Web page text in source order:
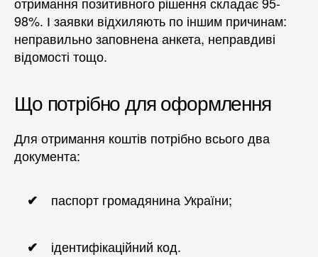
98%. І заявки відхиляють по іншим причинам:
неправильно заповнена анкета, неправдиві
відомості тощо.
Що потрібно для оформлення
Для отримання коштів потрібно всього два
документа:
паспорт громадянина України;
ідентифікаційний код.